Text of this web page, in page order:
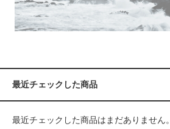
最近チェックした商品
最近チェックした商品はまだありません。